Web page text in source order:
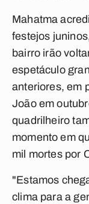
Mahatma
festejos
bairro irão
espetáculo
anteriores, em
João em
quadrilheiro
momento em
mil mortes por
"Estamos
clima para a